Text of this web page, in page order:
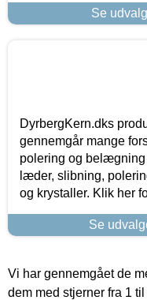
Se
DyrbergKern.dks
gennemgår mange
polering og
læder, slibning,
og krystaller. Klik her
Se
Vi har gennemgået de
dem med stjerner fra 1